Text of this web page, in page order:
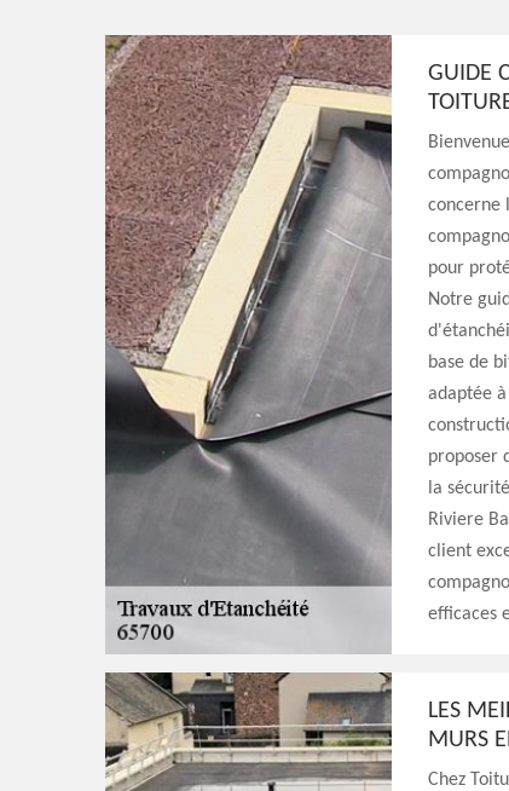
GUIDE
concerne
pour
Notre
base de
adaptée
proposer
la
Riviere
client
efficaces
LES
MURS
Chez